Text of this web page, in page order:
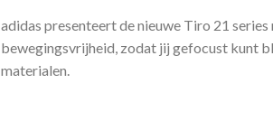
adidas presenteert de nieuwe Tiro 21
bewegingsvrijheid, zodat jij gefocust kunt
materialen.